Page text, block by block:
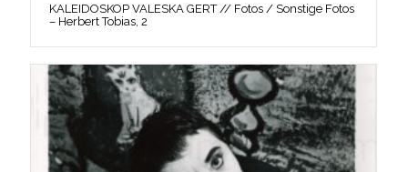
KALEIDOSKOP VALESKA GERT // Fotos / Sonstige Fotos
– Herbert Tobias, 2